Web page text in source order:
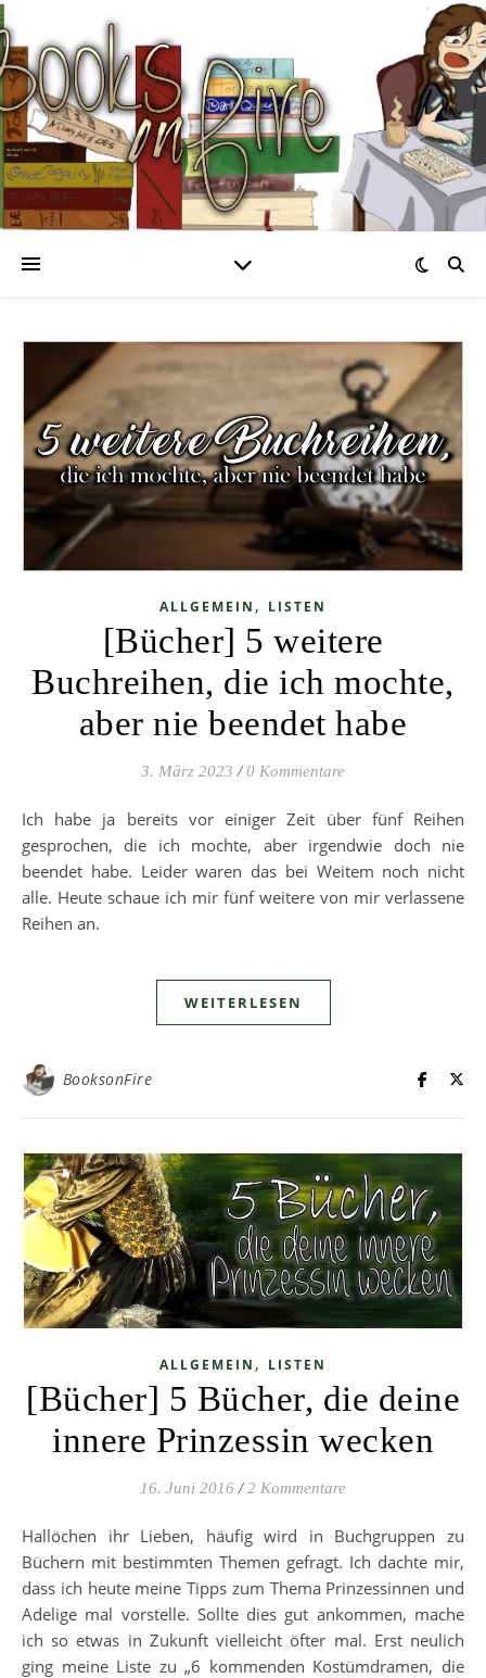
ALLGEMEIN , LISTEN
[Bücher] 5 weitere
Buchreihen, die ich mochte,
aber nie beendet habe
3. März 2023 / 0 Kommentare
Ich habe ja bereits vor einiger Zeit über fünf Reihen
gesprochen, die ich mochte, aber irgendwie doch nie
beendet habe. Leider waren das bei Weitem noch nicht
alle. Heute schaue ich mir fünf weitere von mir verlassene
Reihen an.
WEITERLESEN
BooksonFire
ALLGEMEIN , LISTEN
[Bücher] 5 Bücher, die deine
innere Prinzessin wecken
16. Juni 2016 / 2 Kommentare
Hallöchen ihr Lieben, häufig wird in Buchgruppen zu
Büchern mit bestimmten Themen gefragt. Ich dachte mir,
dass ich heute meine Tipps zum Thema Prinzessinnen und
Adelige mal vorstelle. Sollte dies gut ankommen, mache
ich so etwas in Zukunft vielleicht öfter mal. Erst neulich
ging meine Liste zu „6 kommenden Kostümdramen, die